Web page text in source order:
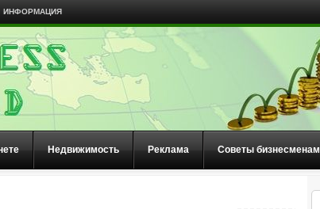
ИНФОРМАЦИЯ
Недвижимость Реклама Советы бизнесменам